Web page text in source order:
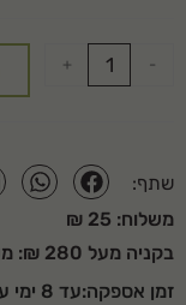
-
+
שתף:
משלוח: 25 ₪
בקניה מעל 280 ₪: משלוח חינם
זמן אספקה:עד 8 ימי עסקים